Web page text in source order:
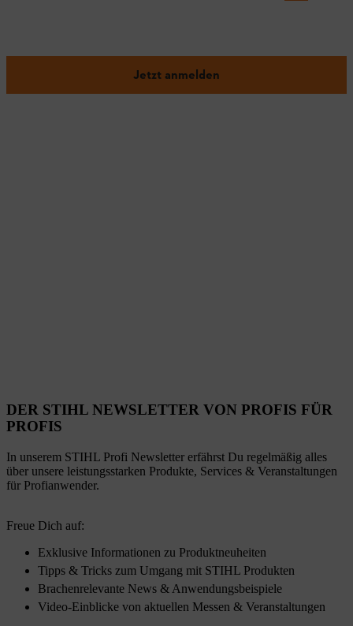
Jetzt anmelden
DER STIHL NEWSLETTER VON PROFIS FÜR
PROFIS
In unserem STIHL Profi Newsletter erfährst Du regelmäßig alles
über unsere leistungsstarken Produkte, Services & Veranstaltungen
für Profianwender.
Freue Dich auf:
Exklusive Informationen zu Produktneuheiten
Tipps & Tricks zum Umgang mit STIHL Produkten
Brachenrelevante News & Anwendungsbeispiele
Video-Einblicke von aktuellen Messen & Veranstaltungen